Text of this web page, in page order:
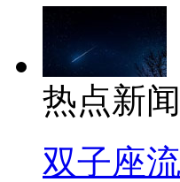
热点新闻
双子座